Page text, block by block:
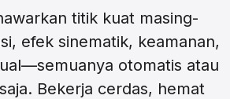
titik kuat masing-
efek sinematik, keamanan,
otomatis atau
Bekerja cerdas, hemat